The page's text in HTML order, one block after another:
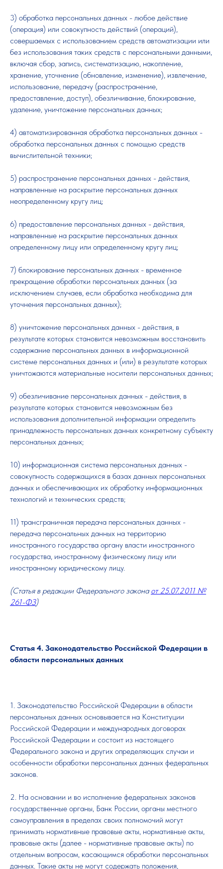
3) обработка персональных данных - любое действие
(операция) или совокупность действий (операций),
совершаемых с использованием средств автоматизации или
без использования таких средств с персональными данными,
включая сбор, запись, систематизацию, накопление,
хранение, уточнение (обновление, изменение), извлечение,
использование, передачу (распространение,
предоставление, доступ), обезличивание, блокирование,
удаление, уничтожение персональных данных;
4) автоматизированная обработка персональных данных -
обработка персональных данных с помощью средств
вычислительной техники;
5) распространение персональных данных - действия,
направленные на раскрытие персональных данных
неопределенному кругу лиц;
6) предоставление персональных данных - действия,
направленные на раскрытие персональных данных
определенному лицу или определенному кругу лиц;
7) блокирование персональных данных - временное
прекращение обработки персональных данных (за
исключением случаев, если обработка необходима для
уточнения персональных данных);
8) уничтожение персональных данных - действия, в
результате которых становится невозможным восстановить
содержание персональных данных в информационной
системе персональных данных и (или) в результате которых
уничтожаются материальные носители персональных данных;
9) обезличивание персональных данных - действия, в
результате которых становится невозможным без
использования дополнительной информации определить
принадлежность персональных данных конкретному субъекту
персональных данных;
10) информационная система персональных данных -
совокупность содержащихся в базах данных персональных
данных и обеспечивающих их обработку информационных
технологий и технических средств;
11) трансграничная передача персональных данных -
передача персональных данных на территорию
иностранного государства органу власти иностранного
государства, иностранному физическому лицу или
иностранному юридическому лицу.
(Статья в редакции Федерального закона от 25.07.2011 №
261-ФЗ)
Статья 4. Законодательство Российской Федерации в
области персональных данных
1. Законодательство Российской Федерации в области
персональных данных основывается на Конституции
Российской Федерации и международных договорах
Российской Федерации и состоит из настоящего
Федерального закона и других определяющих случаи и
особенности обработки персональных данных федеральных
законов.
2. На основании и во исполнение федеральных законов
государственные органы, Банк России, органы местного
самоуправления в пределах своих полномочий могут
принимать нормативные правовые акты, нормативные акты,
правовые акты (далее - нормативные правовые акты) по
отдельным вопросам, касающимся обработки персональных
данных. Такие акты не могут содержать положения,